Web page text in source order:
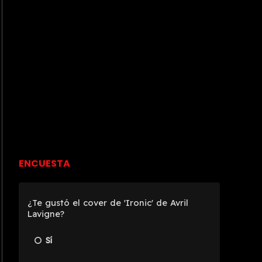
ENCUESTA